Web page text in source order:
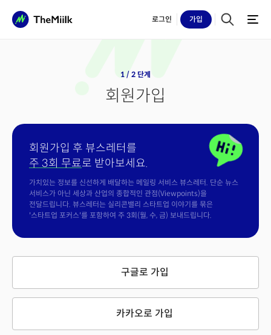
로그인 가입
1 / 2 단계
회원가입
회원가입 후 뷰스레터를
주 3회 무료로 받아보세요.
가치있는 정보를 신선하게 배달하는 메일링 서비스 뷰스레터. 단순 뉴스
서비스가 아닌 세상과 산업의 종합적인 관점(Viewpoints)을
전달드립니다. 뷰스레터는 실리콘밸리 스타트업 이야기를 묶은
'스타트업 포커스'를 포함하여 주 3회(월, 수, 금) 보내드립니다.
구글로 가입
카카오로 가입